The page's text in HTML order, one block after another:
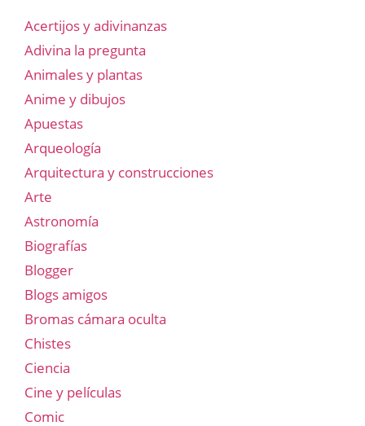
Acertijos y adivinanzas
Adivina la pregunta
Animales y plantas
Anime y dibujos
Apuestas
Arqueología
Arquitectura y construcciones
Arte
Astronomía
Biografías
Blogger
Blogs amigos
Bromas cámara oculta
Chistes
Ciencia
Cine y películas
Comic